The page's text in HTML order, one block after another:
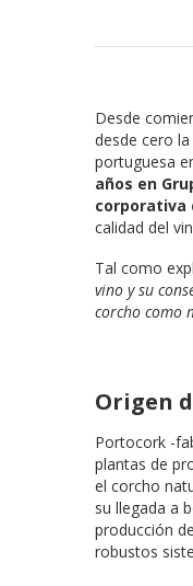
Desde
desde cero
portuguesa
años en
corporativa
calidad del
Tal como
vino y su
corcho como
Origen
Portocork -
plantas de
el corcho
su llegada a
producción
robustos